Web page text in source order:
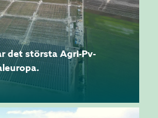
det största Agri-Pv-